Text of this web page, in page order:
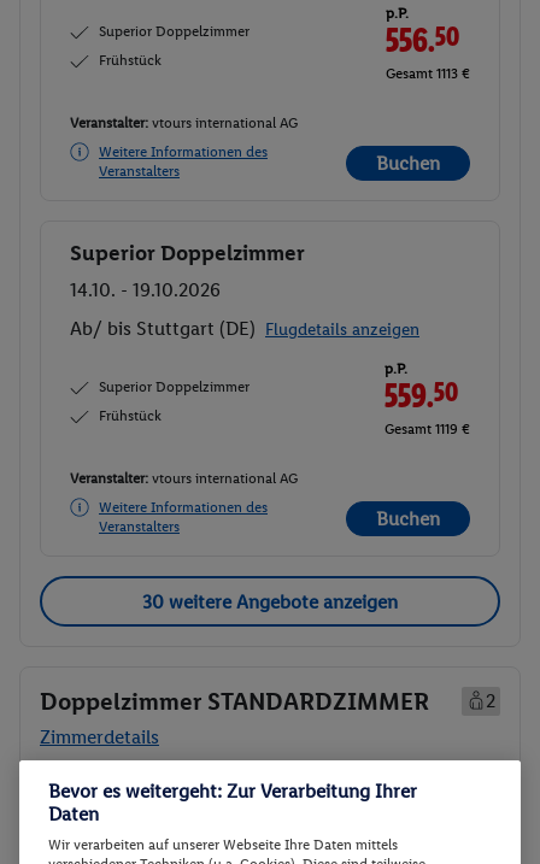
Superior Doppelzimmer
Frühstück
p.P.
556.50
Gesamt 1113 €
Veranstalter: vtours international AG
Weitere Informationen des
Veranstalters
Buchen
Buchen
Superior Doppelzimmer
14.10. - 19.10.2026
Ab/ bis Stuttgart (DE) Flugdetails anzeigen
Superior Doppelzimmer
Frühstück
p.P.
559.50
Gesamt 1119 €
Veranstalter: vtours international AG
Weitere Informationen des
Veranstalters
Buchen
30 weitere Angebote anzeigen
Doppelzimmer STANDARDZIMMER
2
Zimmerdetails
Buchen
Doppelzimmer STANDARDZIMMER
25.09. - 30.09.2026
Bevor es weitergeht: Zur Verarbeitung Ihrer
Daten
Wir verarbeiten auf unserer Webseite Ihre Daten mittels